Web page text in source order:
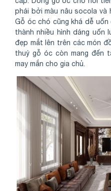
phái bởi màu nâu socola
Gỗ óc chó cũng khá dễ
thành nhiều hình dáng uốn
đẹp mắt lên trên các món
thuỷ gỗ óc còn mang đến
may mắn cho gia chủ.